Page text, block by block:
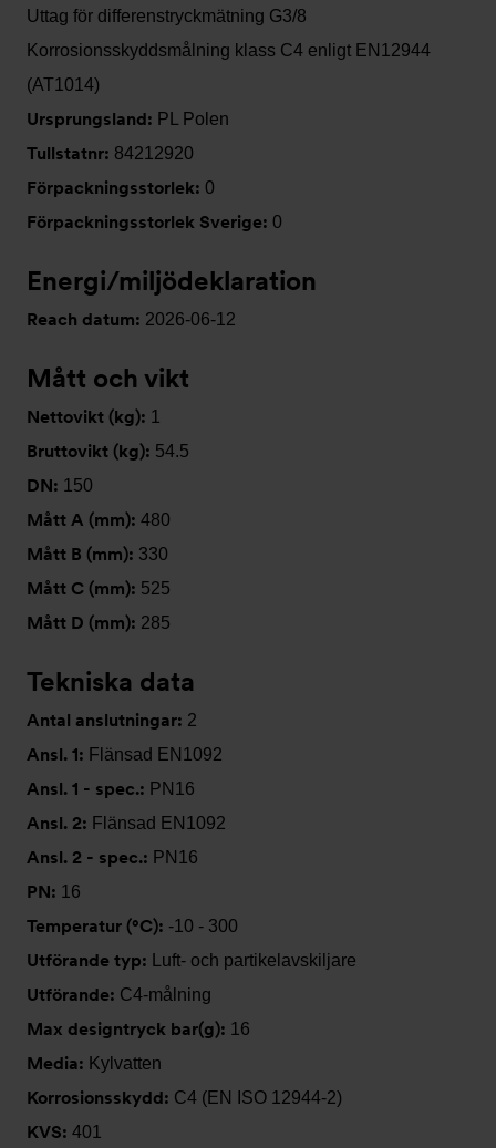
Uttag för differenstryckmätning G3/8
Korrosionsskyddsmålning klass C4 enligt EN12944
(AT1014)
Ursprungsland: PL Polen
Tullstatnr: 84212920
Förpackningsstorlek: 0
Förpackningsstorlek Sverige: 0
Energi/miljödeklaration
Reach datum: 2026-06-12
Mått och vikt
Nettovikt (kg): 1
Bruttovikt (kg): 54.5
DN: 150
Mått A (mm): 480
Mått B (mm): 330
Mått C (mm): 525
Mått D (mm): 285
Tekniska data
Antal anslutningar: 2
Ansl. 1: Flänsad EN1092
Ansl. 1 - spec.: PN16
Ansl. 2: Flänsad EN1092
Ansl. 2 - spec.: PN16
PN: 16
Temperatur (°C): -10 - 300
Utförande typ: Luft- och partikelavskiljare
Utförande: C4-målning
Max designtryck bar(g): 16
Media: Kylvatten
Korrosionsskydd: C4 (EN ISO 12944-2)
KVS: 401